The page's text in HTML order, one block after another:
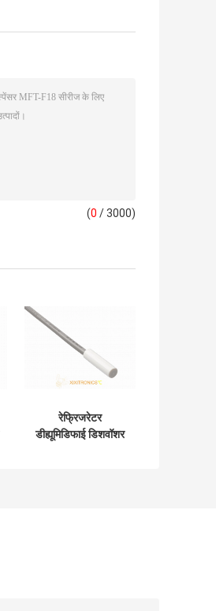
(0 / 3000)
रेफ्रिजरेटर
डीह्यूमिडिफाई डिशवॉशर